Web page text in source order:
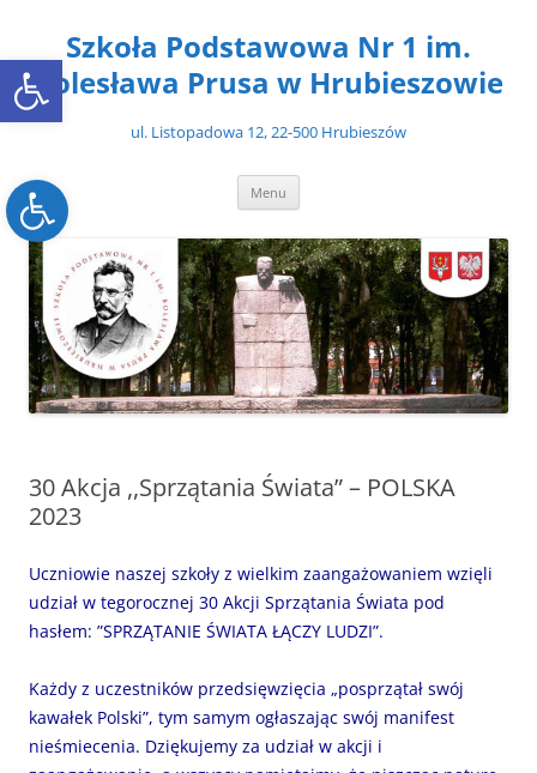
Open toolbar
Open toolbar
treściSzkoła Podstawowa Nr 1 im.
Bolesława Prusa w Hrubieszowie
ul. Listopadowa 12, 22-500 Hrubieszów
Menu
30 Akcja ,,Sprzątania Świata” – POLSKA
2023
Uczniowie naszej szkoły z wielkim zaangażowaniem wzięli
udział w tegorocznej 30 Akcji Sprzątania Świata pod
hasłem: ”SPRZĄTANIE ŚWIATA ŁĄCZY LUDZI”.
Każdy z uczestników przedsięwzięcia „posprzątał swój
kawałek Polski”, tym samym ogłaszając swój manifest
nieśmiecenia. Dziękujemy za udział w akcji i